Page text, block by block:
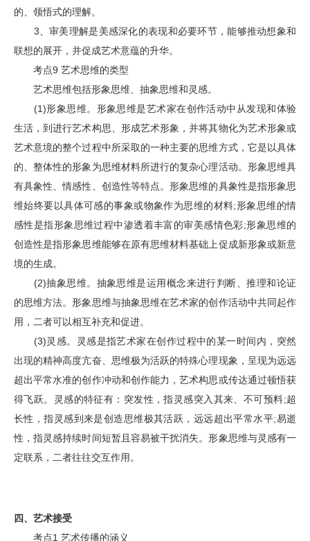
的、领悟式的理解。
3、审美理解是美感深化的表现和必要环节，能够推动想象和
联想的展开，并促成艺术意蕴的升华。
考点9 艺术思维的类型
艺术思维包括形象思维、抽象思维和灵感。
(1)形象思维。形象思维是艺术家在创作活动中从发现和体验
生活，到进行艺术构思、形成艺术形象，并将其物化为艺术形象或
艺术意境的整个过程中所采取的一种主要的思维方式，它是以具体
的、整体性的形象为思维材料所进行的复杂心理活动。形象思维具
有具象性、情感性、创造性等特点。形象思维的具象性是指形象思
维始终要以具体可感的事象或物象作为思维的材料;形象思维的情
感性是指形象思维过程中渗透着丰富的审美感情色彩;形象思维的
创造性是指形象思维能够在原有思维材料基础上促成新形象或新意
境的生成。
(2)抽象思维。抽象思维是运用概念来进行判断、推理和论证
的思维方法。形象思维与抽象思维在艺术家的创作活动中共同起作
用，二者可以相互补充和促进。
(3)灵感。灵感是指艺术家在创作过程中的某一时间内，突然
出现的精神高度亢奋、思维极为活跃的特殊心理现象，呈现为远远
超出平常水准的创作冲动和创作能力，艺术构思或传达通过顿悟获
得飞跃。灵感的特征有：突发性，指灵感突入其来、不可预料;超
长性，指灵感到来是创造思维极其活跃，远远超出平常水平;易逝
性，指灵感持续时间短暂且容易被干扰消失。形象思维与灵感有一
定联系，二者往往交互作用。
四、艺术接受
考点1 艺术传播的涵义